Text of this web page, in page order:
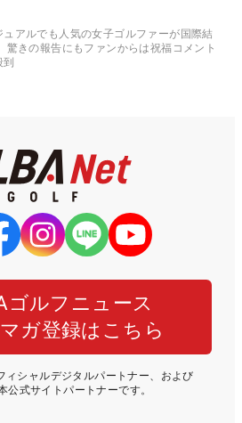
ュアルでも人気の女子ゴルファーが国際結
驚きの報告にもファンからは祝福コメント
到
ゴルフニュース
ガ登録はこちら
ィシャルデジタルパートナー、および
公式サイトパートナーです。